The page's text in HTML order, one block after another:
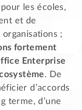
les écoles,
et de
;
fortement
Enterprise
. De
d’accords
terme, d’une